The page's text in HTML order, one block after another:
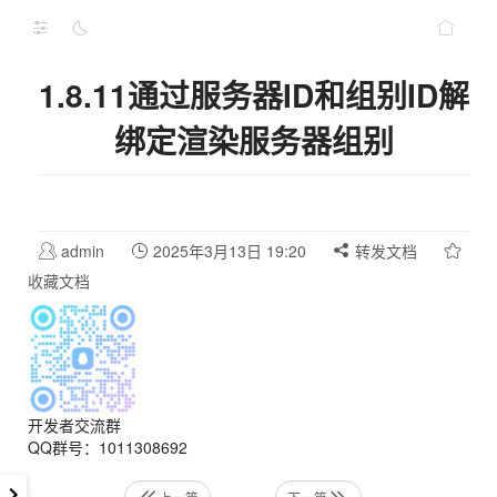
1.8.11通过服务器ID和组别ID解
绑定渲染服务器组别
admin 2025年3月13日 19:20
转发文档
收藏文档
开发者交流群
QQ群号：1011308692